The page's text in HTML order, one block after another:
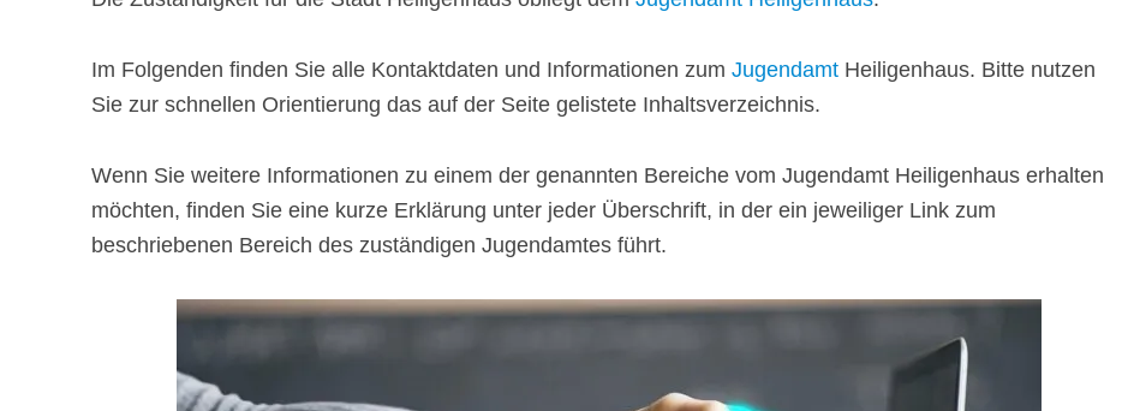
Im Folgenden finden Sie alle Kontaktdaten und Informationen zum JugendamtHeiligenhaus. Bitte nutzen
Sie zur schnellen Orientierung das auf der Seite gelistete Inhaltsverzeichnis.
Wenn Sie weitere Informationen zu einem der genannten Bereiche vom Jugendamt Heiligenhaus erhalten
möchten, finden Sie eine kurze Erklärung unter jeder Überschrift, in der ein jeweiliger Link zum
beschriebenen Bereich des zuständigen Jugendamtes führt.